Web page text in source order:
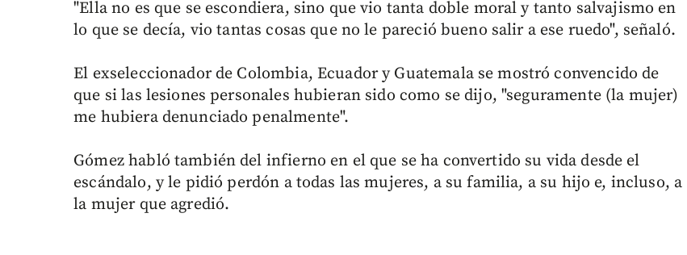
"Ella no es que se escondiera, sino que vio tanta doble moral y tanto salvajismo en
lo que se decía, vio tantas cosas que no le pareció bueno salir a ese ruedo", señaló.
El exseleccionador de Colombia, Ecuador y Guatemala se mostró convencido de
que si las lesiones personales hubieran sido como se dijo, "seguramente (la mujer)
me hubiera denunciado penalmente".
Gómez habló también del infierno en el que se ha convertido su vida desde el
escándalo, y le pidió perdón a todas las mujeres, a su familia, a su hijo e, incluso, a
la mujer que agredió.